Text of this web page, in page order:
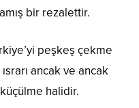
bir rezalettir.
peşkeş çekme
ancak ve ancak
halidir.